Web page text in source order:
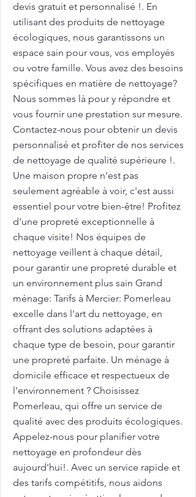
devis gratuit et personnalisé !. En
utilisant des produits de nettoyage
écologiques, nous garantissons un
espace sain pour vous, vos employés
ou votre famille. Vous avez des besoins
spécifiques en matière de nettoyage?
Nous sommes là pour y répondre et
vous fournir une prestation sur mesure.
Contactez-nous pour obtenir un devis
personnalisé et profiter de nos services
de nettoyage de qualité supérieure !.
Une maison propre n'est pas
seulement agréable à voir, c'est aussi
essentiel pour votre bien-être! Profitez
d'une propreté exceptionnelle à
chaque visite! Nos équipes de
nettoyage veillent à chaque détail,
pour garantir une propreté durable et
un environnement plus sain Grand
ménage: Tarifs à Mercier: Pomerleau
excelle dans l'art du nettoyage, en
offrant des solutions adaptées à
chaque type de besoin, pour garantir
une propreté parfaite. Un ménage à
domicile efficace et respectueux de
l'environnement ? Choisissez
Pomerleau, qui offre un service de
qualité avec des produits écologiques.
Appelez-nous pour planifier votre
nettoyage en profondeur dès
aujourd'hui!. Avec un service rapide et
des tarifs compétitifs, nous aidons